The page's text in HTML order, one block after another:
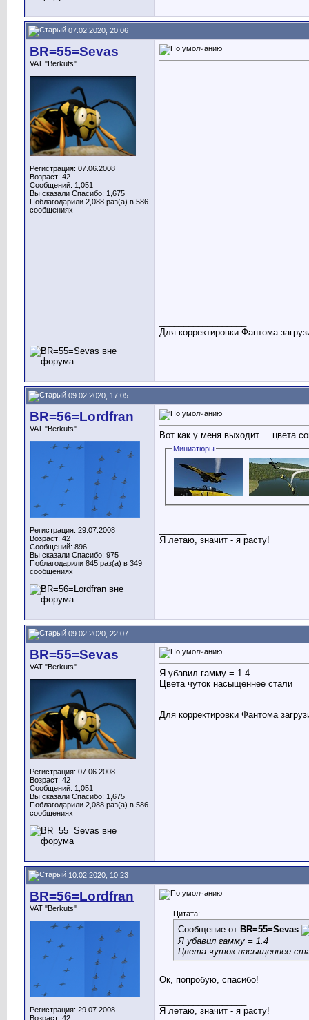
07.02.2020, 20:06
BR=55=Sevas
VAT "Berkuts"
Регистрация: 07.06.2008
Возраст: 42
Сообщений: 1,051
Вы сказали Спасибо: 1,675
Поблагодарили 2,088 раз(а) в 586
сообщениях
Для корректировки Фантома
09.02.2020, 17:05
BR=56=Lordfran
VAT "Berkuts"
Регистрация: 29.07.2008
Возраст: 42
Сообщений: 896
Вы сказали Спасибо: 975
Поблагодарили 845 раз(а) в 349
сообщениях
Вот как у меня выходит.... цвета
Миниатюры
Я летаю, значит - я расту!
09.02.2020, 22:07
BR=55=Sevas
VAT "Berkuts"
Регистрация: 07.06.2008
Возраст: 42
Сообщений: 1,051
Вы сказали Спасибо: 1,675
Поблагодарили 2,088 раз(а) в 586
сообщениях
Я убавил гамму = 1.4
Цвета чуток насыщеннее стали
Для корректировки Фантома
10.02.2020, 10:23
BR=56=Lordfran
VAT "Berkuts"
Регистрация: 29.07.2008
Возраст: 42
Цитата:
Сообщение от BR=55=Sevas
Я убавил гамму = 1.4
Цвета чуток насыщеннее
Ок, попробую, спасибо!
Я летаю, значит - я расту!